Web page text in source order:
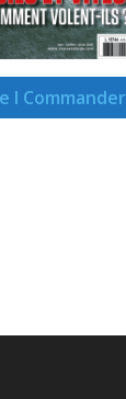
I Commander